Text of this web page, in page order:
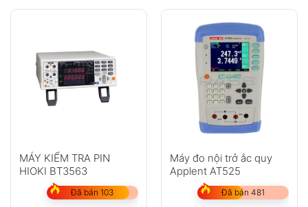
MÁY KIỂM TRA PIN
HIOKI BT3563
Đã bán 103
Máy đo nội trở ắc quy
Applent AT525
Đã bán 481